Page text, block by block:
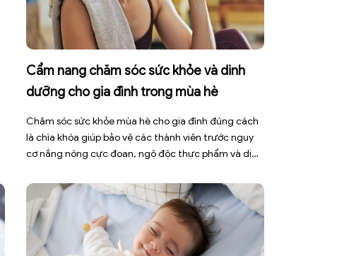
Cẩm nang chăm sóc sức khỏe và dinh
dưỡng cho gia đình trong mùa hè
Chăm sóc sức khỏe mùa hè cho gia đình đúng cách
là chìa khóa giúp bảo vệ các thành viên trước nguy
cơ nắng nóng cực đoan, ngộ độc thực phẩm và dịch
đợt nắng nóng kéo dài có thể gây mất nước, kiệt
sức […]